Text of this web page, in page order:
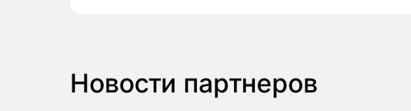
Новости партнеров